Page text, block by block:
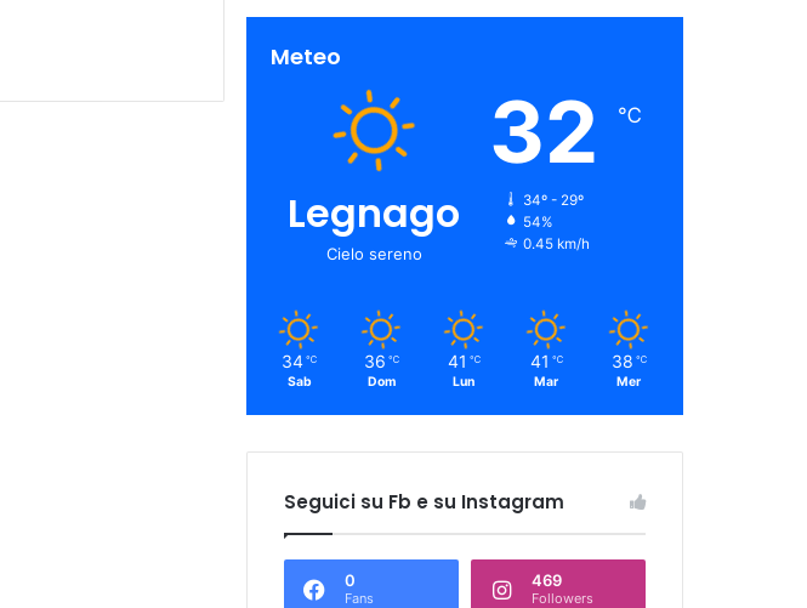
Meteo
Legnago
Cielo sereno
32 ℃
34º - 29º
54%
0.45 km/h
34 ℃
Sab
36 ℃
Dom
41 ℃
Lun
41 ℃
Mar
38 ℃
Mer
Seguici su Fb e su Instagram
0
Fans
469
Followers